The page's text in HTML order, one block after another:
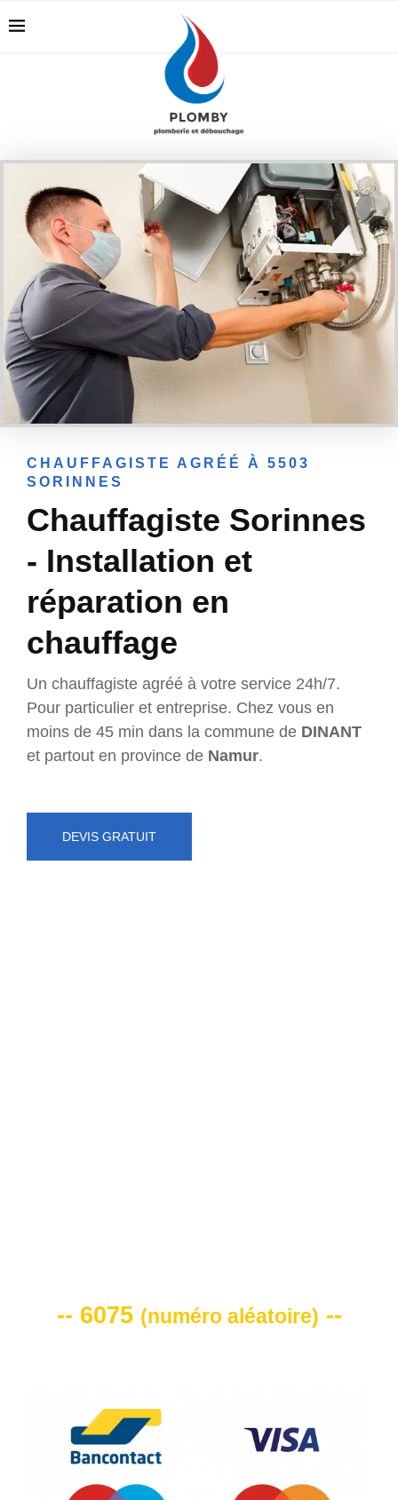
CHAUFFAGISTE AGRÉÉ À 5503
SORINNES
Chauffagiste Sorinnes
- Installation et
réparation en
chauffage
Un chauffagiste agréé à votre service 24h/7.
Pour particulier et entreprise. Chez vous en
moins de 45 min dans la commune de DINANT
et partout en province de Namur.
DEVIS GRATUIT
-- 6075 (numéro aléatoire) --